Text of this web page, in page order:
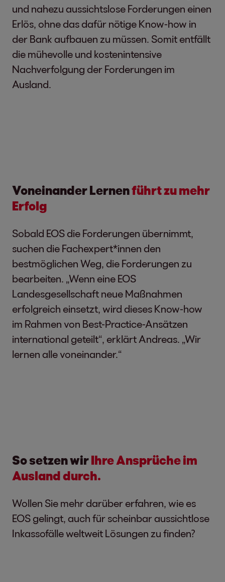
und nahezu aussichtslose Forderungen einen
Erlös, ohne das dafür nötige Know-how in
der Bank aufbauen zu müssen. Somit entfällt
die mühevolle und kostenintensive
Nachverfolgung der Forderungen im
Ausland.
Voneinander Lernenführt zu mehr
Erfolg
Sobald EOS die Forderungen übernimmt,
suchen die Fachexpert*innen den
bestmöglichen Weg, die Forderungen zu
bearbeiten. „Wenn eine EOS
Landesgesellschaft neue Maßnahmen
erfolgreich einsetzt, wird dieses Know-how
im Rahmen von Best-Practice-Ansätzen
international geteilt“, erklärt Andreas. „Wir
lernen alle voneinander.“
So setzen wirIhre Ansprüche im
Ausland durch.
Wollen Sie mehr darüber erfahren, wie es
EOS gelingt, auch für scheinbar aussichtlose
Inkassofälle weltweit Lösungen zu finden?